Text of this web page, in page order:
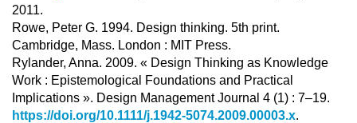
2011.
Rowe, Peter G. 1994. Design thinking. 5th print.
Cambridge, Mass. London : MIT Press.
Rylander, Anna. 2009. « Design Thinking as Knowledge
Work : Epistemological Foundations and Practical
Implications ». Design Management Journal 4 (1) : 7–19.
https://doi.org/10.1111/j.1942-5074.2009.00003.x.